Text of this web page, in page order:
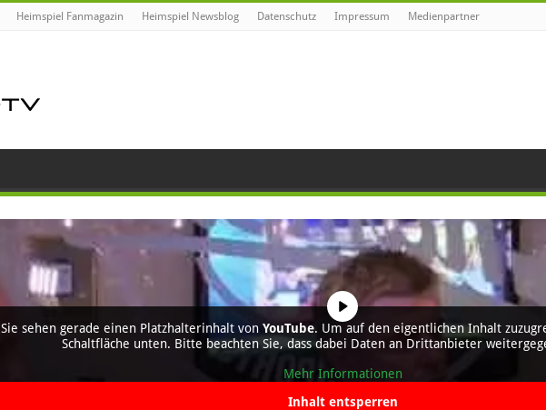
Heimspiel Fanmagazin Heimspiel Newsblog Datenschutz Impressum Medienpartner
Sie sehen gerade einen Platzhalterinhalt von YouTube. Um auf den eigentlichen Inhalt
Schaltfläche unten. Bitte beachten Sie, dass dabei Daten an Drittanbieter
Mehr Informationen
Inhalt entsperren